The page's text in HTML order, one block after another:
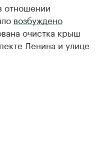
отношении
возбуждено
очистка крыш
Ленина и улице